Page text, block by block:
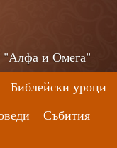
"Алфа и Омега"
Библейски уроци
Събития